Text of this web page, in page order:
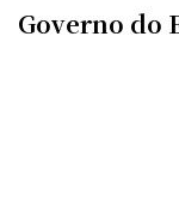
Governo do